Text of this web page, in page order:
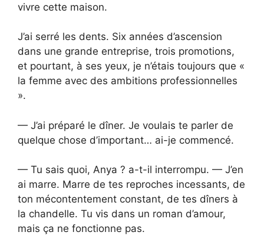
vivre cette maison.
J’ai serré les dents. Six années d’ascension
dans une grande entreprise, trois promotions,
et pourtant, à ses yeux, je n’étais toujours que «
la femme avec des ambitions professionnelles
».
— J’ai préparé le dîner. Je voulais te parler de
quelque chose d’important… ai-je commencé.
— Tu sais quoi, Anya ? a-t-il interrompu. — J’en
ai marre. Marre de tes reproches incessants, de
ton mécontentement constant, de tes dîners à
la chandelle. Tu vis dans un roman d’amour,
mais ça ne fonctionne pas.